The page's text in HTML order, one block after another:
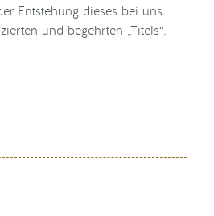
Entstehung dieses bei uns
und begehrten „Titels“.